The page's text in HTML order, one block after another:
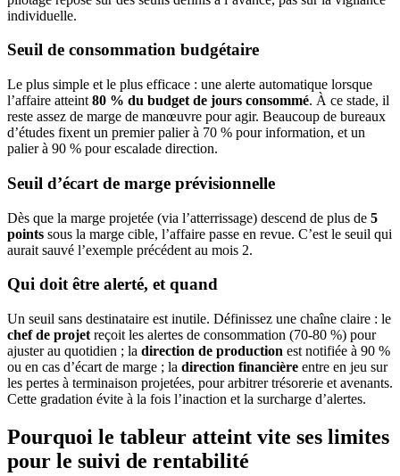
individuelle.
Seuil de consommation budgétaire
Le plus simple et le plus efficace : une alerte automatique lorsque
l’affaire atteint 80 % du budget de jours consommé. À ce stade, il
reste assez de marge de manœuvre pour agir. Beaucoup de bureaux
d’études fixent un premier palier à 70 % pour information, et un
palier à 90 % pour escalade direction.
Seuil d’écart de marge prévisionnelle
Dès que la marge projetée (via l’atterrissage) descend de plus de 5
points sous la marge cible, l’affaire passe en revue. C’est le seuil qui
aurait sauvé l’exemple précédent au mois 2.
Qui doit être alerté, et quand
Un seuil sans destinataire est inutile. Définissez une chaîne claire : le
chef de projet reçoit les alertes de consommation (70-80 %) pour
ajuster au quotidien ; la direction de production est notifiée à 90 %
ou en cas d’écart de marge ; la direction financière entre en jeu sur
les pertes à terminaison projetées, pour arbitrer trésorerie et avenants.
Cette gradation évite à la fois l’inaction et la surcharge d’alertes.
Pourquoi le tableur atteint vite ses limites
pour le suivi de rentabilité